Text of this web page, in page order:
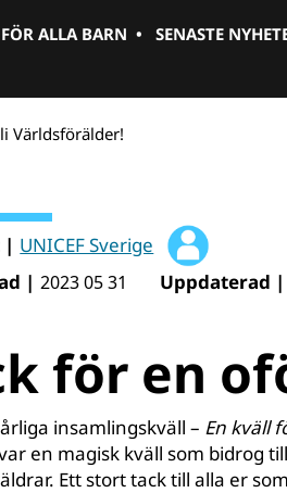
ALLA BARN • SENASTE
Världsförälder!
| UNICEF Sverige
| 2023 05 31 Uppdaterad |
för en
årliga insamlingskväll – En kväll
en magisk kväll som bidrog
Ett stort tack till alla er